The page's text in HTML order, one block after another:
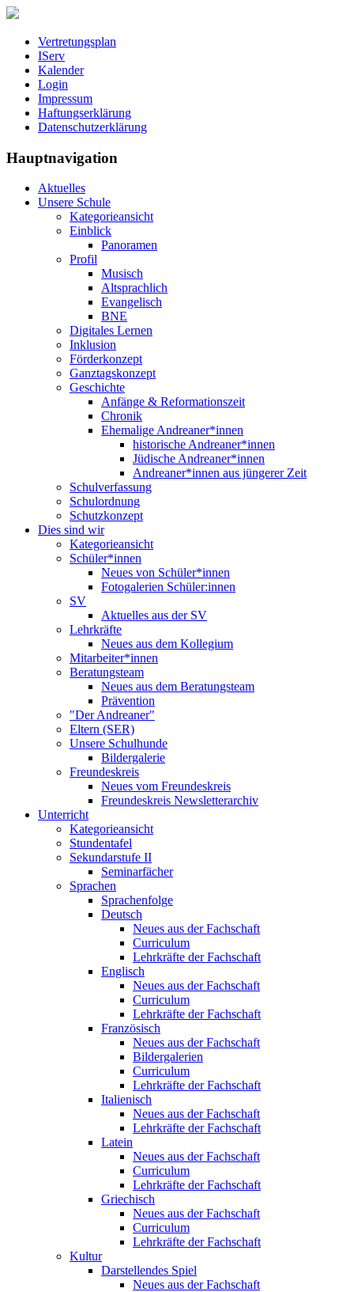
Vertretungsplan
IServ
Kalender
Login
Impressum
Haftungserklärung
Datenschutzerklärung
Hauptnavigation
Aktuelles
Unsere Schule
Kategorieansicht
Einblick
Panoramen
Profil
Musisch
Altsprachlich
Evangelisch
BNE
Digitales Lernen
Inklusion
Förderkonzept
Ganztagskonzept
Geschichte
Anfänge & Reformationszeit
Chronik
Ehemalige Andreaner*innen
historische Andreaner*innen
Jüdische Andreaner*innen
Andreaner*innen aus jüngerer Zeit
Schulverfassung
Schulordnung
Schutzkonzept
Dies sind wir
Kategorieansicht
Schüler*innen
Neues von Schüler*innen
Fotogalerien Schüler:innen
SV
Aktuelles aus der SV
Lehrkräfte
Neues aus dem Kollegium
Mitarbeiter*innen
Beratungsteam
Neues aus dem Beratungsteam
Prävention
"Der Andreaner"
Eltern (SER)
Unsere Schulhunde
Bildergalerie
Freundeskreis
Neues vom Freundeskreis
Freundeskreis Newsletterarchiv
Unterricht
Kategorieansicht
Stundentafel
Sekundarstufe II
Seminarfächer
Sprachen
Sprachenfolge
Deutsch
Neues aus der Fachschaft
Curriculum
Lehrkräfte der Fachschaft
Englisch
Neues aus der Fachschaft
Curriculum
Lehrkräfte der Fachschaft
Französisch
Neues aus der Fachschaft
Bildergalerien
Curriculum
Lehrkräfte der Fachschaft
Italienisch
Neues aus der Fachschaft
Lehrkräfte der Fachschaft
Latein
Neues aus der Fachschaft
Curriculum
Lehrkräfte der Fachschaft
Griechisch
Neues aus der Fachschaft
Curriculum
Lehrkräfte der Fachschaft
Kultur
Darstellendes Spiel
Neues aus der Fachschaft